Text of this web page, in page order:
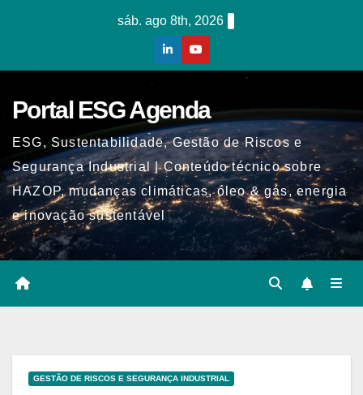
sáb. ago 8th, 2026
Portal ESG Agenda
ESG, Sustentabilidade, Gestão de Riscos e
Segurança Industrial | Conteúdo técnico sobre
HAZOP, mudanças climáticas, óleo & gás, energia
e inovação sustentável
GESTÃO DE RISCOS E SEGURANÇA INDUSTRIAL